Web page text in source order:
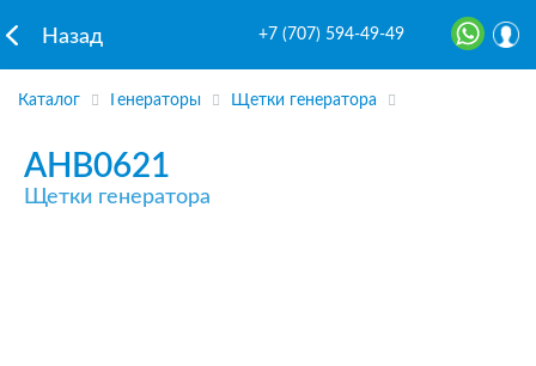
Назад +7 (707) 594-49-49
Каталог Генераторы Щетки генератора
AHB0621
Щетки генератора